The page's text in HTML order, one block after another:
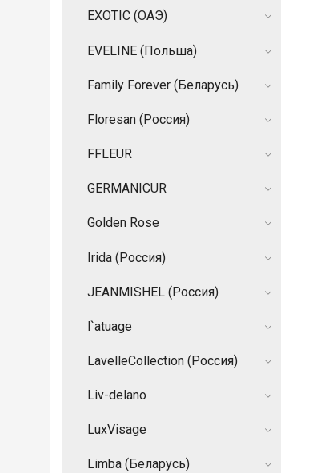
EXOTIC (ОАЭ)
EVELINE (Польша)
Family Forever (Беларусь)
Floresan (Россия)
FFLEUR
GERMANIСUR
Golden Rose
Irida (Россия)
JEANMISHEL (Россия)
l`atuage
LavelleCollection (Россия)
Liv-delano
LuxVisage
Limba (Беларусь)